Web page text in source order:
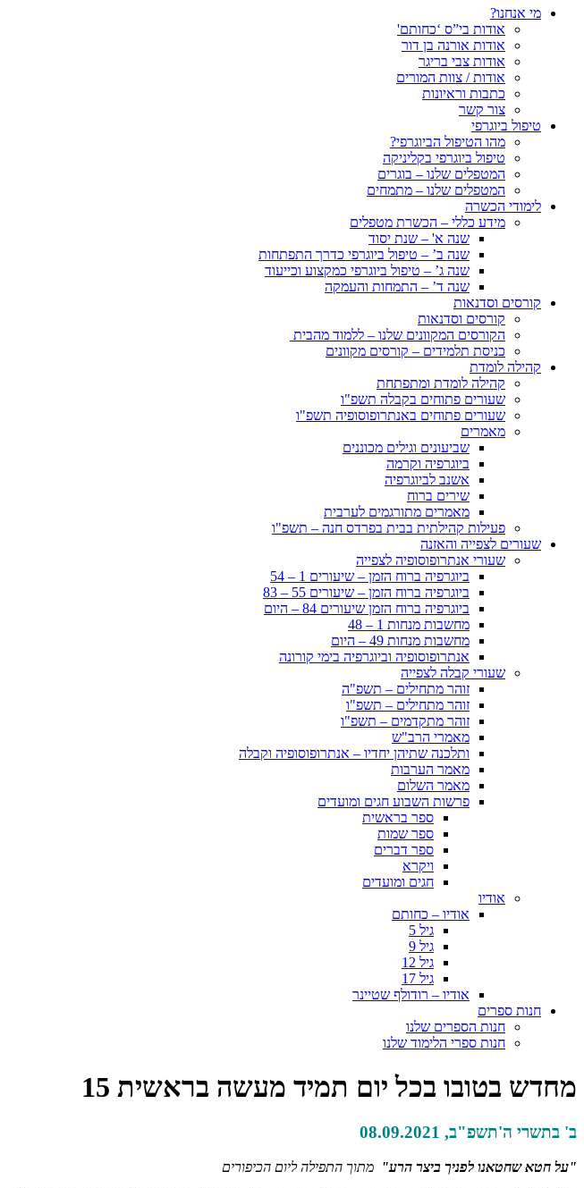
מי אנחנו?
אודות בי”ס ‘כחותם'
אודות אורנה בן דור
אודות צבי בריגר
אודות / צוות המורים
כתבות וראיונות
צור קשר
טיפול ביוגרפי
מהו הטיפול הביוגרפי?
טיפול ביוגרפי בקליניקה
המטפלים שלנו – בוגרים
המטפלים שלנו – מתמחים
לימודי הכשרה
מידע כללי – הכשרת מטפלים
שנה א' – שנת יסוד
שנה ב’ – טיפול ביוגרפי כדרך התפתחות
שנה ג’ – טיפול ביוגרפי כמקצוע וכייעוד
שנה ד’ – התמחות והעמקה
קורסים וסדנאות
קורסים וסדנאות
הקורסים המקוונים שלנו – ללמוד מהבית
כניסת תלמידים – קורסים מקוונים
קהילה לומדת
קהילה לומדת ומתפתחת
שעורים פתוחים בקבלה תשפ"ו
שעורים פתוחים באנתרופוסופיה תשפ"ו
מאמרים
שביעונים וגילים מכוננים
ביוגרפיה וקרמה
אשנב לביוגרפיה
שירים ברוח
מאמרים מתורגמים לערבית
פעילות קהילתית בבית בפרדס חנה – תשפ"ו
שעורים לצפייה והאזנה
שעורי אנתרופוסופיה לצפייה
ביוגרפיה ברוח הזמן – שיעורים 1 – 54
ביוגרפיה ברוח הזמן – שיעורים 55 – 83
ביוגרפיה ברוח הזמן שיעורים 84 – היום
מחשבות מנחות 1 – 48
מחשבות מנחות 49 – היום
אנתרופוסופיה וביוגרפיה בימי קורונה
שעורי קבלה לצפייה
זוהר מתחילים – תשפ"ה
זוהר מתחילים – תשפ"ו
זוהר מתקדמים – תשפ"ו
מאמרי הרב"ש
ותלכנה שתיהן יחדיו – אנתרופוסופיה וקבלה
מאמר הערבות
מאמר השלום
פרשות השבוע חגים ומועדים
ספר בראשית
ספר שמות
ספר דברים
ויקרא
חגים ומועדים
אודיו
אודיו – כחותם
גיל 5
גיל 9
גיל 12
גיל 17
אודיו – רודולף שטיינר
חנות ספרים
חנות הספרים שלנו
חנות ספרי הלימוד שלנו
מחדש בטובו בכל יום תמיד מעשה בראשית 15
ב' בתשרי ה'תשפ"ב, 08.09.2021
"על חטא שחטאנו לפניך ביצר הרע" מתוך התפילה ליום הכיפורים